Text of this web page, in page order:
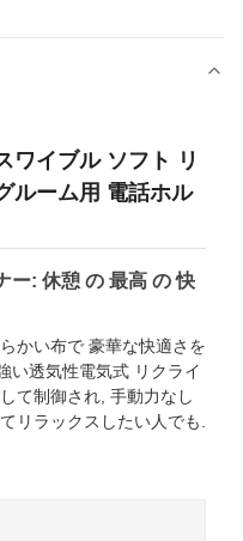
ワイブル ソフト リ
ルーム用 電話ホル
ー: 休憩 の 最高 の 快
かい布で 豪華な快適さを
い透気性電気式 リクライ
て制御され, 手動力なし
リラックスしたい人でも.